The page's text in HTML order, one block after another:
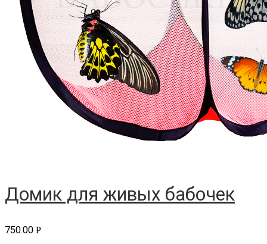
Домик для живых бабочек
750.00 Р